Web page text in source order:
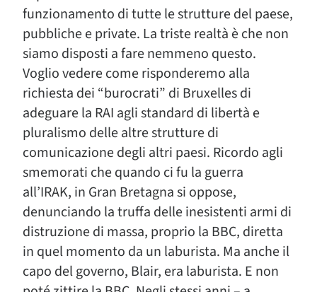
funzionamento di tutte le strutture del paese,
pubbliche e private. La triste realtà è che non
siamo disposti a fare nemmeno questo.
Voglio vedere come risponderemo alla
richiesta dei “burocrati” di Bruxelles di
adeguare la RAI agli standard di libertà e
pluralismo delle altre strutture di
comunicazione degli altri paesi. Ricordo agli
smemorati che quando ci fu la guerra
all’IRAK, in Gran Bretagna si oppose,
denunciando la truffa delle inesistenti armi di
distruzione di massa, proprio la BBC, diretta
in quel momento da un laburista. Ma anche il
capo del governo, Blair, era laburista. E non